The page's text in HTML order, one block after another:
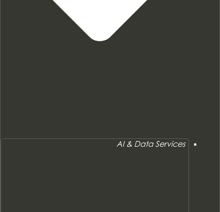
AI & Data Services